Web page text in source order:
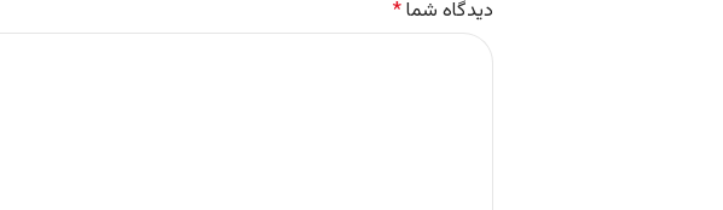
دیدگاه شما*